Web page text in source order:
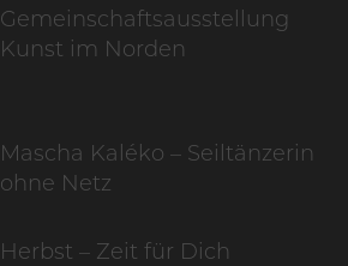
Gemeinschaftsausstellung
Kunst im Norden
Mascha Kaléko – Seiltänzerin
ohne Netz
Herbst – Zeit für Dich